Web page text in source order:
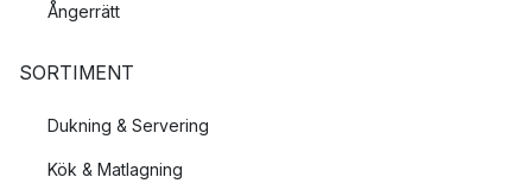
Ångerrätt
SORTIMENT
Dukning & Servering
Kök & Matlagning